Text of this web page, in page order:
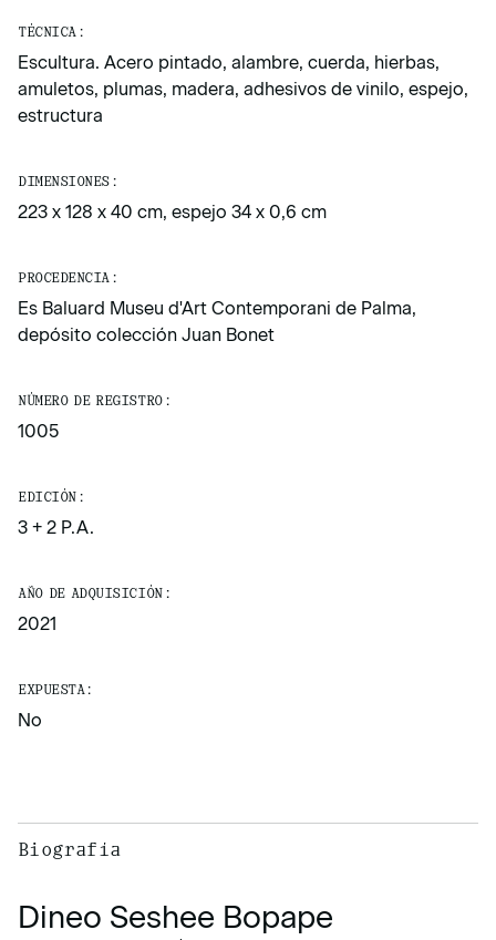
TÉCNICA:
Escultura. Acero pintado, alambre, cuerda, hierbas,
amuletos, plumas, madera, adhesivos de vinilo, espejo,
estructura
DIMENSIONES:
223 x 128 x 40 cm, espejo 34 x 0,6 cm
PROCEDENCIA:
Es Baluard Museu d'Art Contemporani de Palma,
depósito colección Juan Bonet
NÚMERO DE REGISTRO:
1005
EDICIÓN:
3 + 2 P.A.
AÑO DE ADQUISICIÓN:
2021
EXPUESTA:
No
Biografía
Dineo Seshee Bopape